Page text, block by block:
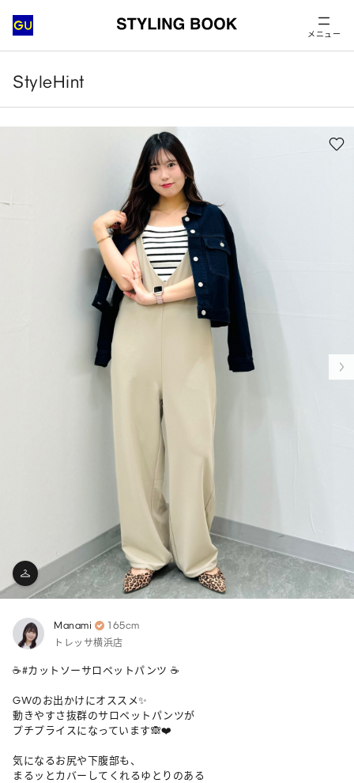
メニュー
StyleHint
Manami 165cm
トレッサ横浜店
☕️#カットソーサロペットパンツ ☕️
GWのお出かけにオススメ✨
動きやすさ抜群のサロペットパンツが
プチプライスになっています🙈❤️
気になるお尻や下腹部も、
まるッとカバーしてくれるゆとりのある